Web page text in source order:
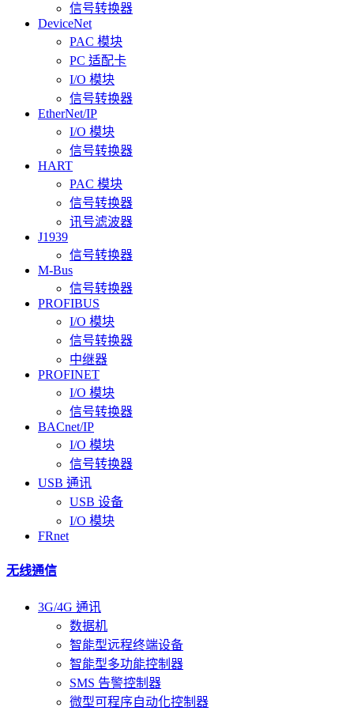
信号转换器
DeviceNet
PAC 模块
PC 适配卡
I/O 模块
信号转换器
EtherNet/IP
I/O 模块
信号转换器
HART
PAC 模块
信号转换器
讯号滤波器
J1939
信号转换器
M-Bus
信号转换器
PROFIBUS
I/O 模块
信号转换器
中继器
PROFINET
I/O 模块
信号转换器
BACnet/IP
I/O 模块
信号转换器
USB 通讯
USB 设备
I/O 模块
FRnet
无线通信
3G/4G 通讯
数据机
智能型远程终端设备
智能型多功能控制器
SMS 告警控制器
微型可程序自动化控制器